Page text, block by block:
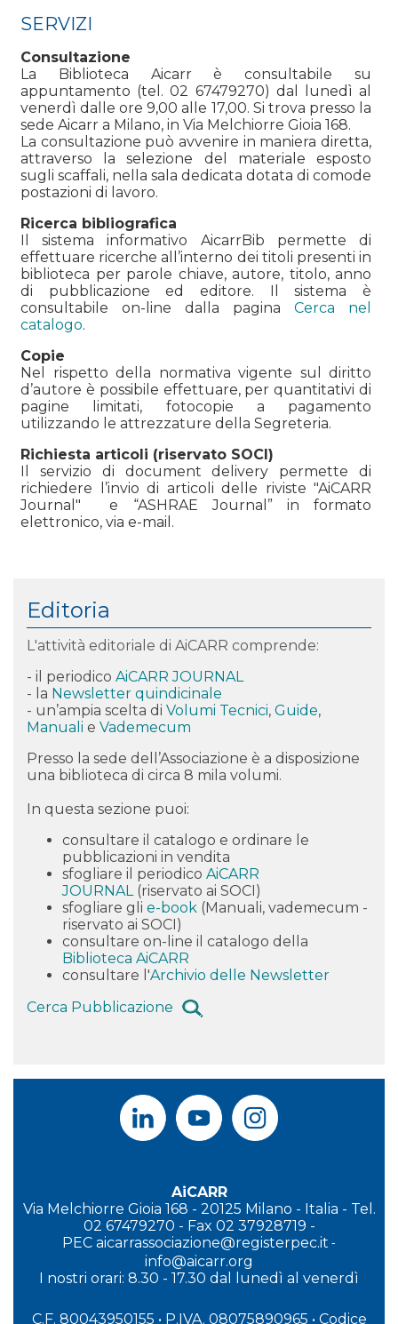
Editoria
L'attività editoriale di AiCARR comprende:
- il periodico AiCARR JOURNAL
- la Newsletter quindicinale
- un’ampia scelta di Volumi Tecnici, Guide,
Manuali e Vademecum
Presso la sede dell’Associazione è a disposizione
una biblioteca di circa 8 mila volumi.
In questa sezione puoi:
consultare il catalogo e ordinare le
pubblicazioni in vendita
sfogliare il periodico AiCARR
JOURNAL (riservato ai SOCI)
sfogliare gli e-book (Manuali, vademecum -
riservato ai SOCI)
consultare on-line il catalogo della
Biblioteca AiCARR
consultare l'Archivio delle Newsletter
Cerca Pubblicazione
SERVIZI
Consultazione
La Biblioteca Aicarr è consultabile su
appuntamento (tel. 02 67479270) dal lunedì al
venerdì dalle ore 9,00 alle 17,00. Si trova presso la
sede Aicarr a Milano, in Via Melchiorre Gioia 168.
La consultazione può avvenire in maniera diretta,
attraverso la selezione del materiale esposto
sugli scaffali, nella sala dedicata dotata di comode
postazioni di lavoro.
Ricerca bibliografica
Il sistema informativo AicarrBib permette di
effettuare ricerche all’interno dei titoli presenti in
biblioteca per parole chiave, autore, titolo, anno
di pubblicazione ed editore. Il sistema è
consultabile on-line dalla pagina Cerca nel
catalogo.
Copie
Nel rispetto della normativa vigente sul diritto
d’autore è possibile effettuare, per quantitativi di
pagine limitati, fotocopie a pagamento
utilizzando le attrezzature della Segreteria.
Richiesta articoli (riservato SOCI)
Il servizio di document delivery permette di
richiedere l’invio di articoli delle riviste "AiCARR
Journal" e “ASHRAE Journal” in formato
elettronico, via e-mail.
AiCARR
Via Melchiorre Gioia 168 - 20125 Milano - Italia - Tel.
02 67479270 - Fax 02 37928719 -
PEC aicarrassociazione@registerpec.it -
info@aicarr.org
I nostri orari: 8.30 - 17.30 dal lunedì al venerdì
C.F. 80043950155 • P.IVA. 08075890965 • Codice